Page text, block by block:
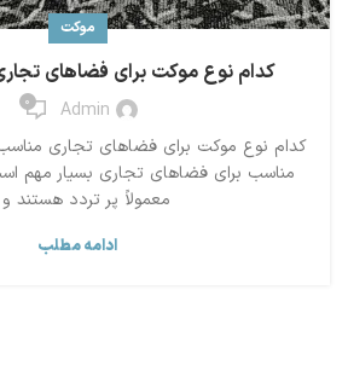
موکت
کدام نوع موکت برای فضاهای
Admin
0
کدام نوع موکت برای فضاهای تجاری
مناسب برای فضاهای تجاری بسیار مهم
معمولاً پر تردد هستند
ادامه مطلب